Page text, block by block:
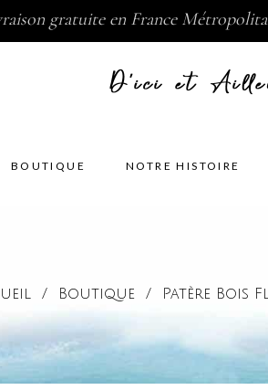
gratuite en France
BOUTIQUE NOTRE HISTOIRE
/ Boutique / Patère Bois